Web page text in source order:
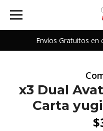
Envíos Gratuitos en
x3 Dual
Carta